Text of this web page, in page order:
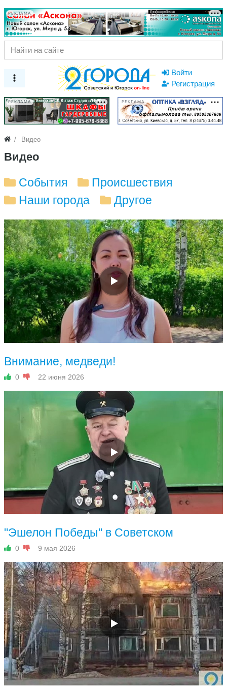
РЕКЛАМА
Войти
Регистрация
РЕКЛАМА РЕКЛАМА
Видео
Видео
События
Происшествия
Наши города
Другое
Внимание, медведи!
0 22 июня 2026
"Эшелон Победы" в Советском
0 9 мая 2026